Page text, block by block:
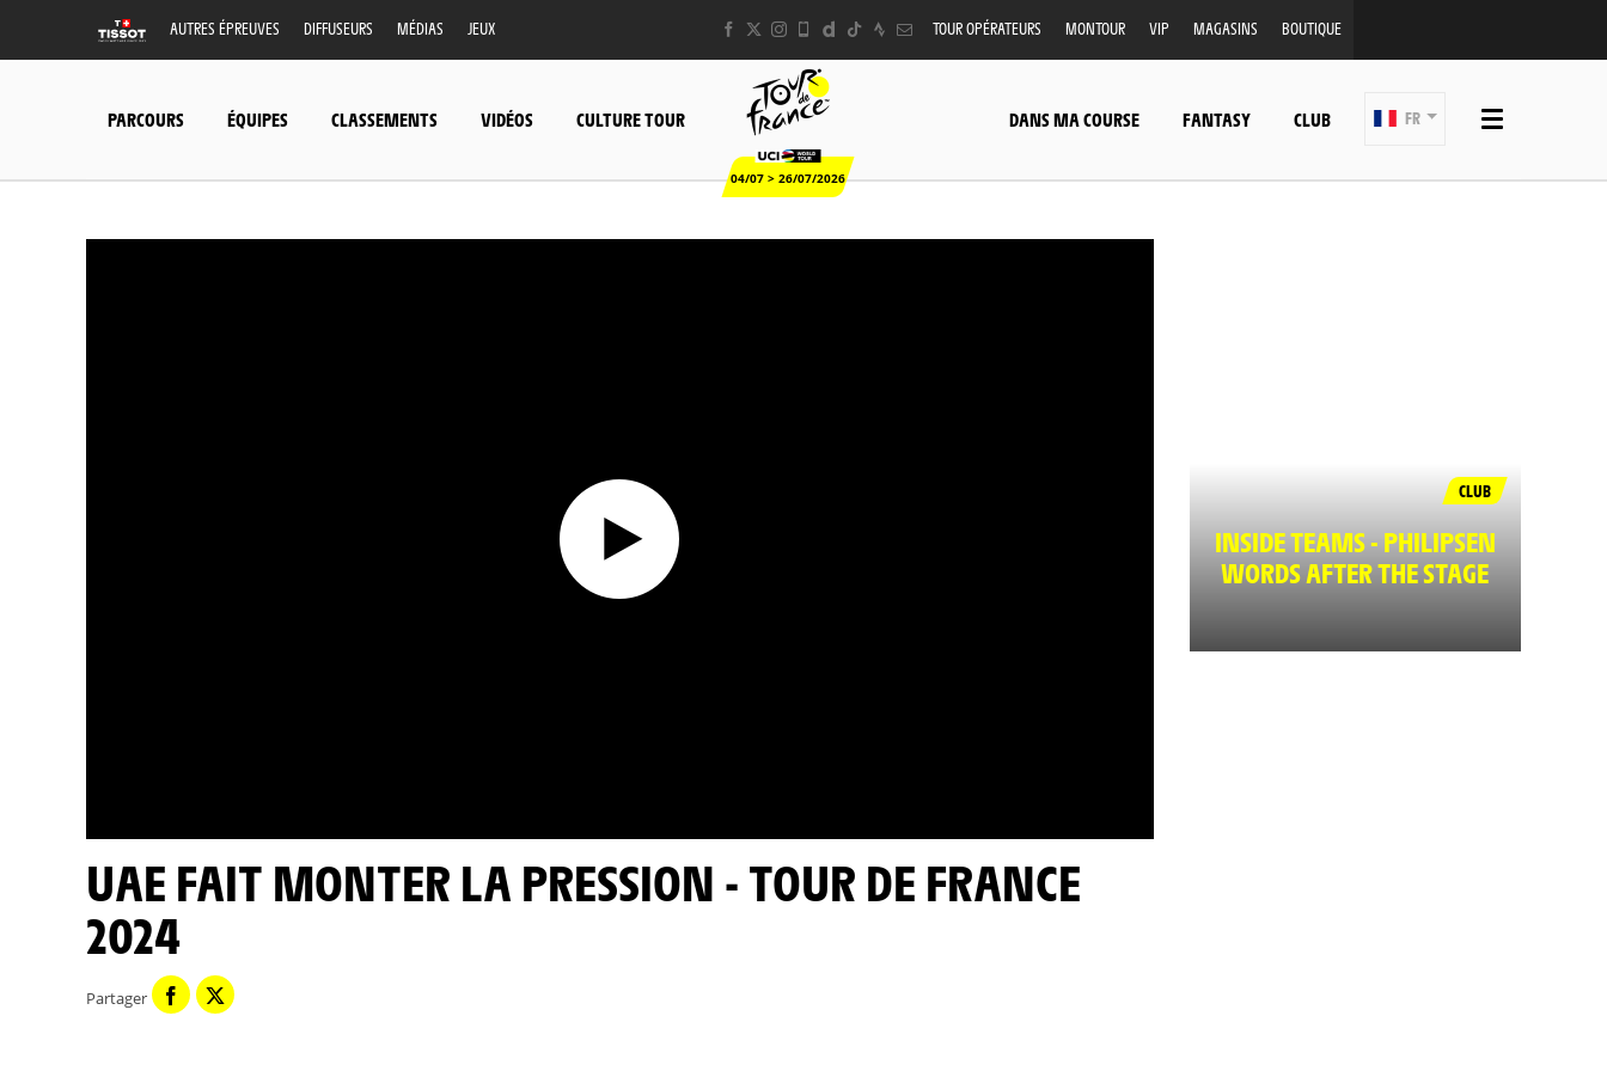
AUTRES ÉPREUVES DIFFUSEURS MÉDIAS JEUX TOUR OPÉRATEURS MONTOUR VIP MAGASINS BOUTIQUE
PARCOURS ÉQUIPES CLASSEMENTS VIDÉOS CULTURE TOUR
04/07 > 26/07/2026
DANS MA COURSE FANTASY CLUB FR
UAE FAIT MONTER LA PRESSION - TOUR DE FRANCE
2024
Partager
CLUB
INSIDE TEAMS - PHILIPSEN
WORDS AFTER THE STAGE